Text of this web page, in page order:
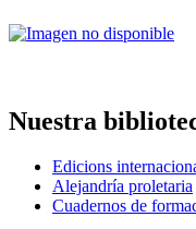
Nuestra
Edicions
Alejandría proletaria
Cuadernos de